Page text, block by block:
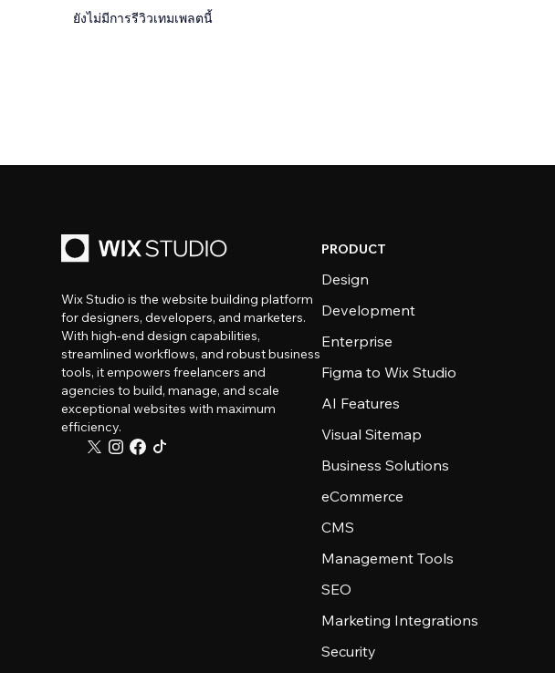
ยังไม่มีการรีวิวเทมเพลตนี้
Wix Studio is the website building platform
for designers, developers, and marketers.
With high-end design capabilities,
streamlined workflows, and robust business
tools, it empowers freelancers and
agencies to build, manage, and scale
exceptional websites with maximum
efficiency.
PRODUCT
Design
Development
Enterprise
Figma to Wix Studio
AI Features
Visual Sitemap
Business Solutions
eCommerce
CMS
Management Tools
SEO
Marketing Integrations
Security